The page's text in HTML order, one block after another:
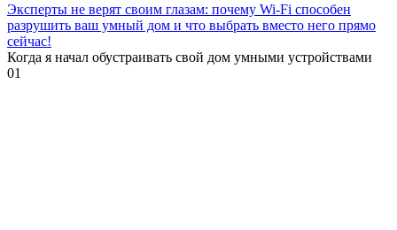
Эксперты не верят своим глазам: почему Wi-Fi способен
разрушить ваш умный дом и что выбрать вместо него прямо
сейчас!
Когда я начал обустраивать свой дом умными устройствами
01